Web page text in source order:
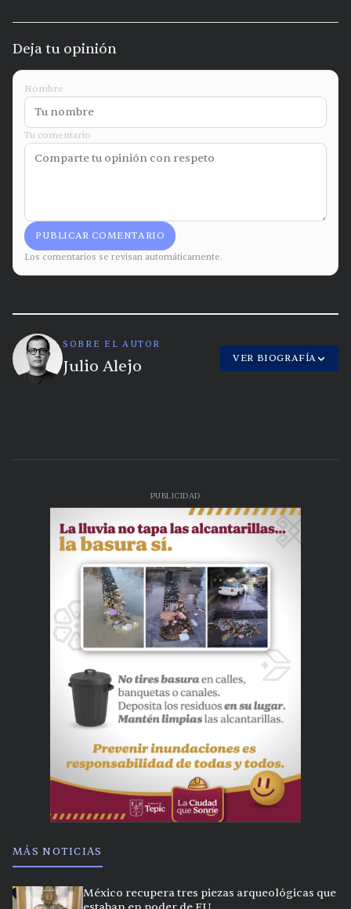
Deja tu opinión
Nombre
Tu comentario
PUBLICAR COMENTARIO
Los comentarios se revisan automáticamente.
SOBRE EL AUTOR
Julio Alejo VER BIOGRAFÍA
PUBLICIDAD
MÁS NOTICIAS
México recupera tres piezas arqueológicas que